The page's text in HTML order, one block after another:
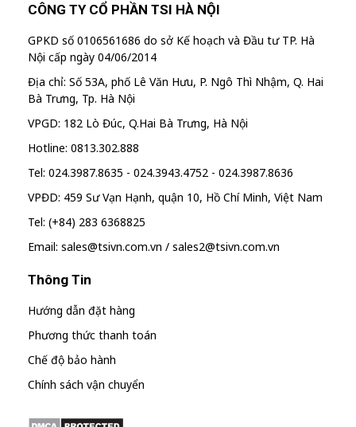
CÔNG TY CỔ PHẦN TSI HÀ NỘI
GPKD số 0106561686 do sở Kế hoạch và Đầu tư TP. Hà
Nội cấp ngày 04/06/2014
Địa chỉ: Số 53A, phố Lê Văn Hưu, P. Ngô Thì Nhậm, Q. Hai
Bà Trưng, Tp. Hà Nội
VPGD: 182 Lò Đúc, Q.Hai Bà Trưng, Hà Nội
Hotline: 0813.302.888
Tel: 024.3987.8635 - 024.3943.4752 - 024.3987.8636
VPĐD: 459 Sư Vạn Hạnh, quận 10, Hồ Chí Minh, Việt Nam
Tel: (+84) 283 6368825
Email: sales@tsivn.com.vn / sales2@tsivn.com.vn
Thông Tin
Hướng dẫn đặt hàng
Phương thức thanh toán
Chế độ bảo hành
Chính sách vận chuyển